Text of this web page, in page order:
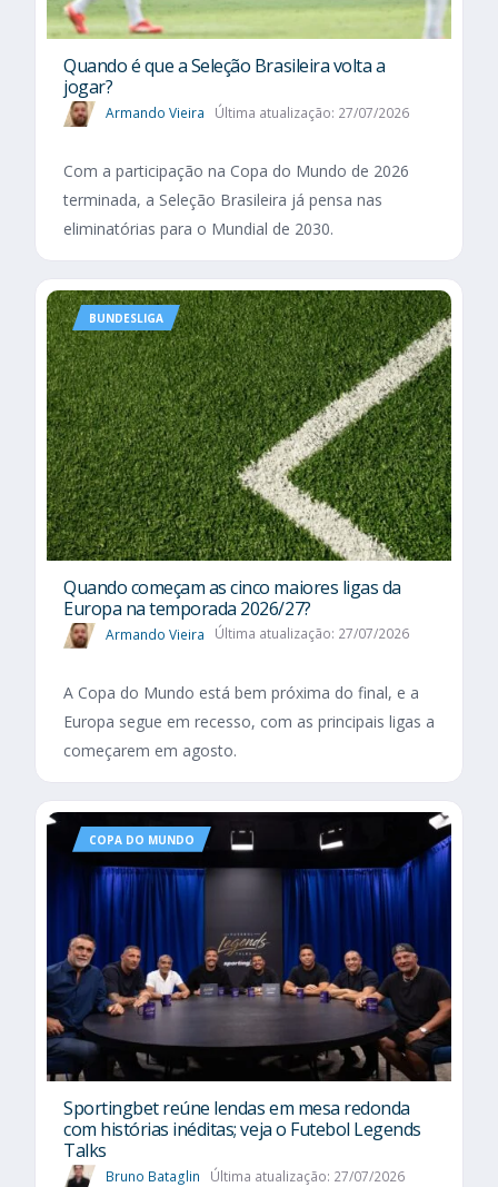
Quando é que a Seleção Brasileira volta a
jogar?
Armando Vieira Última atualização: 27/07/2026
Com a participação na Copa do Mundo de 2026
terminada, a Seleção Brasileira já pensa nas
eliminatórias para o Mundial de 2030.
BUNDESLIGA
Quando começam as cinco maiores ligas da
Europa na temporada 2026/27?
Armando Vieira Última atualização: 27/07/2026
A Copa do Mundo está bem próxima do final, e a
Europa segue em recesso, com as principais ligas a
começarem em agosto.
COPA DO MUNDO
Sportingbet reúne lendas em mesa redonda
com histórias inéditas; veja o Futebol Legends
Talks
Bruno Bataglin Última atualização: 27/07/2026